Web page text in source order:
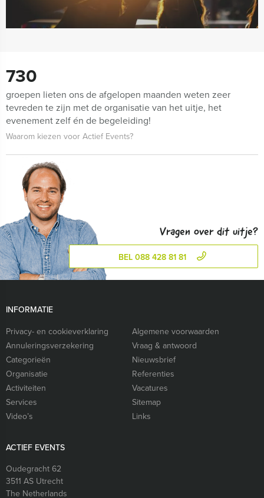
730
groepen lieten ons de afgelopen maanden weten zeer
tevreden te zijn met de organisatie van het uitje, het
evenement zelf én de begeleiding!
Waarom kiezen voor Actief Events?
Vragen over dit uitje?
BEL 088 428 81 81
INFORMATIE
Privacy- en cookieverklaring
Algemene voorwaarden
Annuleringsverzekering
Vraag & antwoord
Categorieën
Nieuwsbrief
Organisatie
Referenties
Activiteiten
Vacatures
Services
Sitemap
Video’s
Links
ACTIEF EVENTS
Oudegracht 62
3511 AS Utrecht
The Netherlands